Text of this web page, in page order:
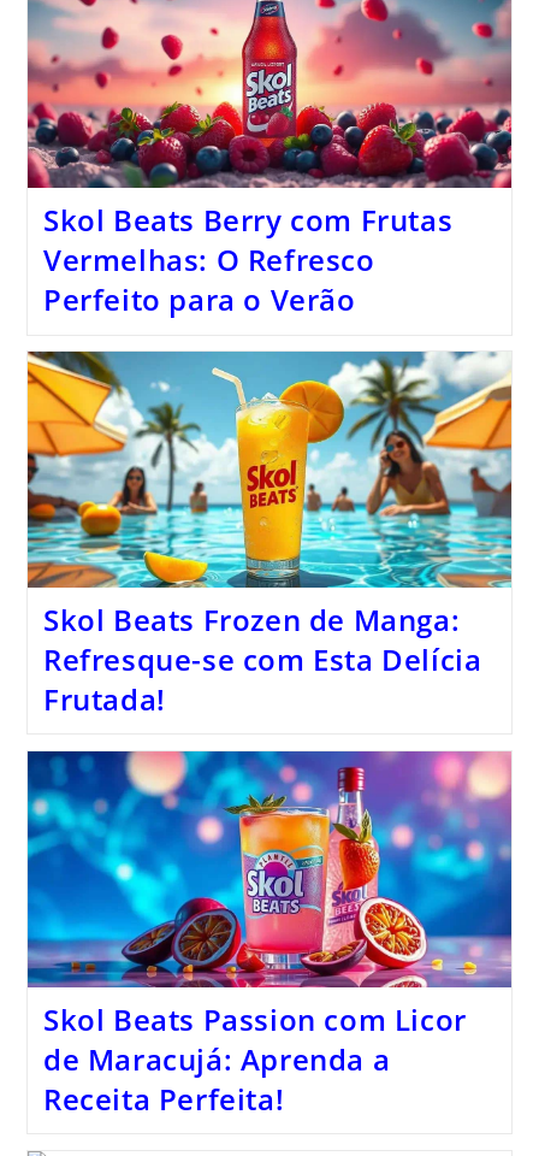
Skol Beats Berry com Frutas
Vermelhas: O Refresco
Perfeito para o Verão
Skol Beats Frozen de Manga:
Refresque-se com Esta Delícia
Frutada!
Skol Beats Passion com Licor
de Maracujá: Aprenda a
Receita Perfeita!